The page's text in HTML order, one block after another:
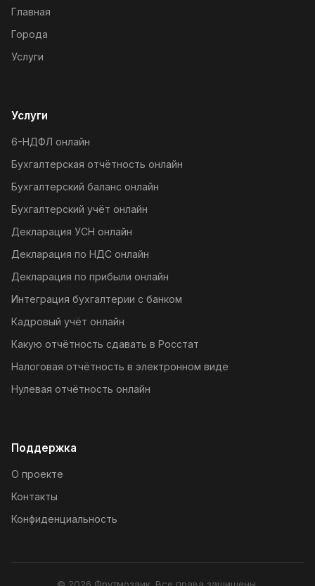
Главная
Города
Услуги
Услуги
6-НДФЛ онлайн
Бухгалтерская отчётность онлайн
Бухгалтерский баланс онлайн
Бухгалтерский учёт онлайн
Декларация УСН онлайн
Декларация по НДС онлайн
Декларация по прибыли онлайн
Интеграция бухгалтерии с банком
Кадровый учёт онлайн
Какую отчётность сдавать в Росстат
Налоговая отчётность в электронном виде
Нулевая отчётность онлайн
Поддержка
О проекте
Контакты
Конфиденциальность